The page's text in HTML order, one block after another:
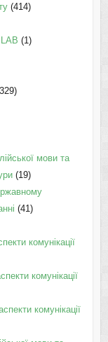
(414)
(1)
мови та
(19)
(41)
комунікації
комунікації
комунікації